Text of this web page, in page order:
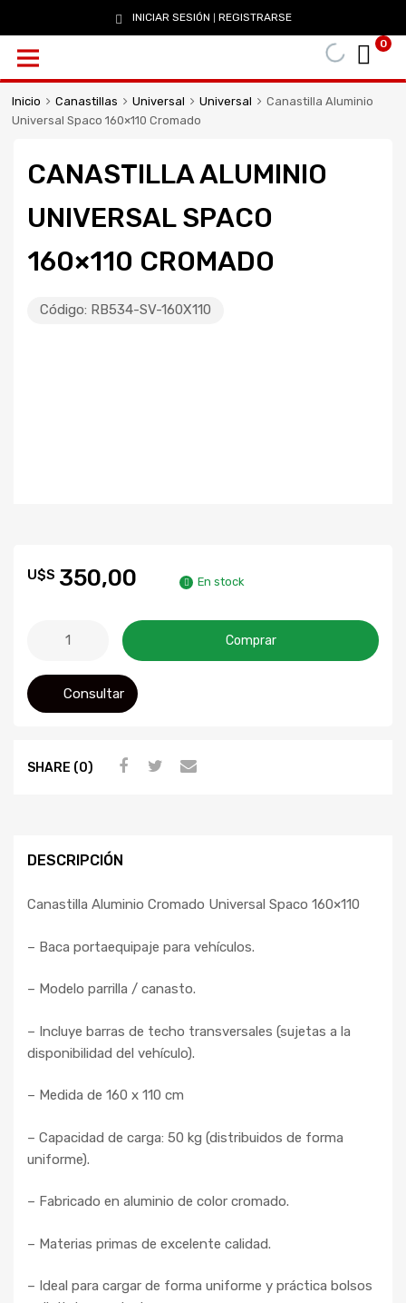
INICIAR SESIÓN REGISTRARSE
0
Inicio Canastillas Universal Universal
Canastilla Aluminio
Universal Spaco 160×110 Cromado
CANASTILLA ALUMINIO
UNIVERSAL SPACO
160×110 CROMADO
Código: RB534-SV-160X110
U$S 350,00 En stock
Comprar
Consultar
SHARE (0)
DESCRIPCIÓN
Canastilla Aluminio Cromado Universal Spaco 160×110
– Baca portaequipaje para vehículos.
– Modelo parrilla / canasto.
– Incluye barras de techo transversales (sujetas a la
disponibilidad del vehículo).
– Medida de 160 x 110 cm
– Capacidad de carga: 50 kg (distribuidos de forma
uniforme).
– Fabricado en aluminio de color cromado.
– Materias primas de excelente calidad.
– Ideal para cargar de forma uniforme y práctica bolsos